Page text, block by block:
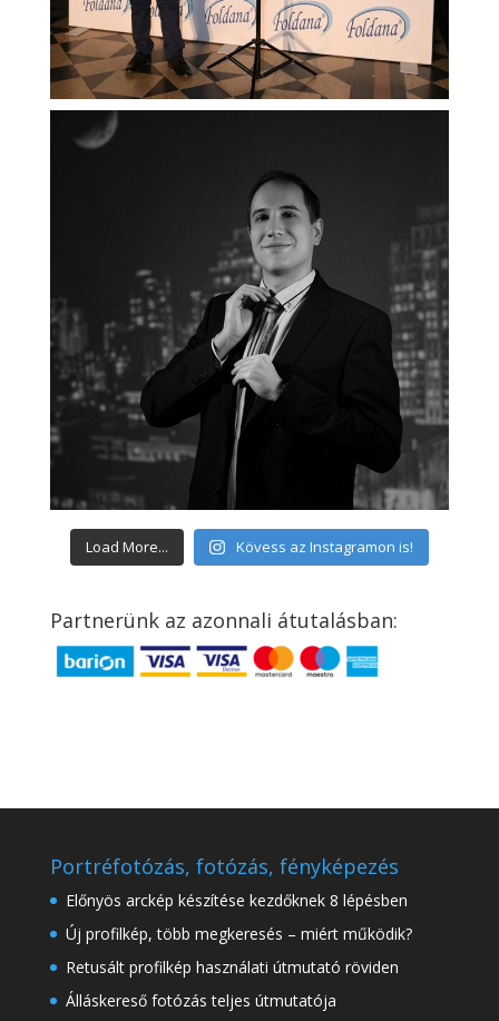
Load More... Kövess az Instagramon is!
Partnerünk az azonnali átutalásban:
Portréfotózás, fotózás, fényképezés
Előnyös arckép készítése kezdőknek 8 lépésben
Új profilkép, több megkeresés – miért működik?
Retusált profilkép használati útmutató röviden
Álláskereső fotózás teljes útmutatója